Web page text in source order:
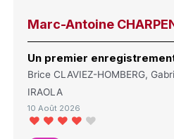
Marc-Antoine
Un premier
Brice CLAVIEZ-HOMBERG,
IRAOLA
10 Août 2026